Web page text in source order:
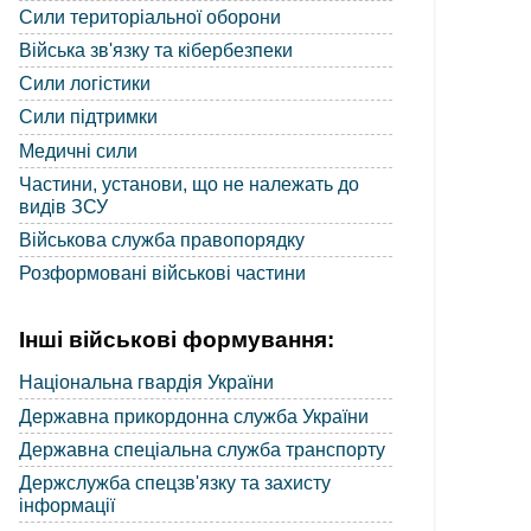
Сили територіальної оборони
Війська зв'язку та кібербезпеки
Сили логістики
Сили підтримки
Медичні сили
Частини, установи, що не належать до
видів ЗСУ
Військова служба правопорядку
Розформовані військові частини
Інші військові формування:
Національна гвардія України
Державна прикордонна служба України
Державна спеціальна служба транспорту
Держслужба спецзв'язку та захисту
інформації